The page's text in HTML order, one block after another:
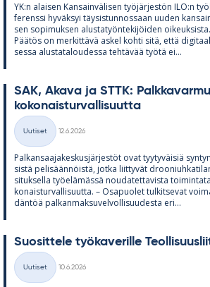
YK:n alai­sen Kan­sain­vä­li­sen työ­jär­jes­tön ILO:n
fe­renssi hy­väk­syi täy­sis­tun­nos­saan uu­den
sen so­pi­muk­sen alus­ta­työn­te­ki­jöi­den oi­keuk­sista.
Pää­tös on mer­kit­tävä as­kel kohti sitä, että
sessa alus­ta­ta­lou­dessa teh­tä­vää työtä ei...
SAK, Akava ja STTK:
ko­ko­nais­tur­val­li­suutta
Kategoriat
Uutiset
12.6.2026
Pal­kan­saa­ja­kes­kus­jär­jes­töt ovat tyy­ty­väi­siä
sistä pe­li­sään­nöistä, jotka liit­ty­vät
si­tuk­sella työ­elä­mässä nou­da­tet­ta­vista
ko­nais­tur­val­li­suutta. – Os­a­puo­let tul­kit­se­vat
dän­töä pal­kan­mak­su­vel­vol­li­suu­desta eri...
Suo­sit­tele työ­ka­ve­rille
Kategoriat
Uutiset
10.6.2026